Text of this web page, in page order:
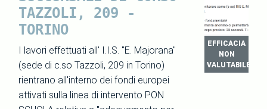
TAZZOLI, 209 -
TORINO
I lavori effettuati all' I.I.S. "E. Majorana"
(sede di c.so Tazzoli, 209 in Torino)
rientrano all'interno dei fondi europei
attivati sulla linea di intervento PON
EFFICACIA
NON
VALUTABILE